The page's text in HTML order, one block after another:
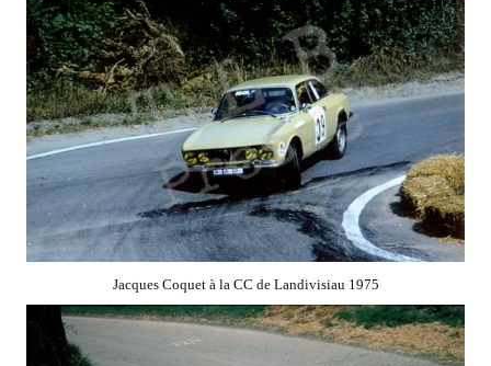
Jacques Coquet à la CC de Landivisiau 1975